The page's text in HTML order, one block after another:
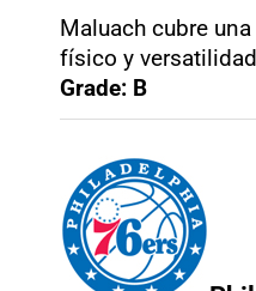
Maluach cubre
físico y
Grade: B